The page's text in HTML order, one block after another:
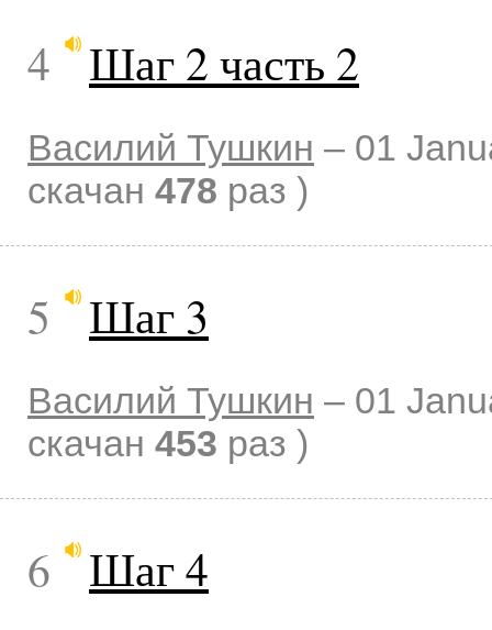
4 Шаг 2 часть 2
Василий Тушкин – 01
скачан 478 раз )
5 Шаг 3
Василий Тушкин – 01
скачан 453 раз )
6 Шаг 4